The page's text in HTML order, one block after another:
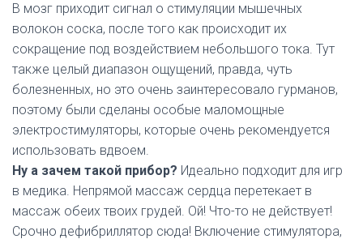
В мозг приходит сигнал о стимуляции мышечных
волокон соска, после того как происходит их
сокращение под воздействием небольшого тока. Тут
также целый диапазон ощущений, правда, чуть
болезненных, но это очень заинтересовало гурманов,
поэтому были сделаны особые маломощные
электростимуляторы, которые очень рекомендуется
использовать вдвоем.
Ну а зачем такой прибор? Идеально подходит для игр
в медика. Непрямой массаж сердца перетекает в
массаж обеих твоих грудей. Ой! Что-то не действует!
Срочно дефибриллятор сюда! Включение стимулятора,